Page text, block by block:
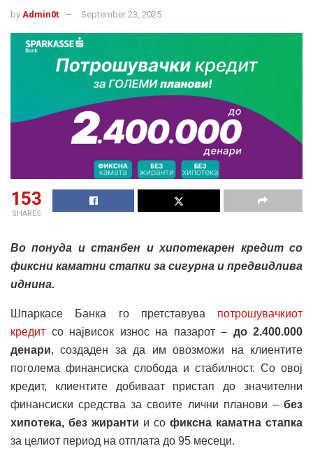
by Admin0t September 23, 2025
153
SHARES
Во понуда и станбен и хипотекарен кредит со
фиксни каматни стапки за сигурна и предвидлива
иднина.
Шпаркасе Банка го претставува потрошувачкиот
кредит со највисок износ на пазарот – до 2.400.000
денари, создаден за да им овозможи на клиентите
поголема финансиска слобода и стабилност. Со овој
кредит, клиентите добиваат пристап до значителни
финансиски средства за своите лични планови – без
хипотека, без жиранти и со фиксна каматна стапка
за целиот период на отплата до 95 месеци.